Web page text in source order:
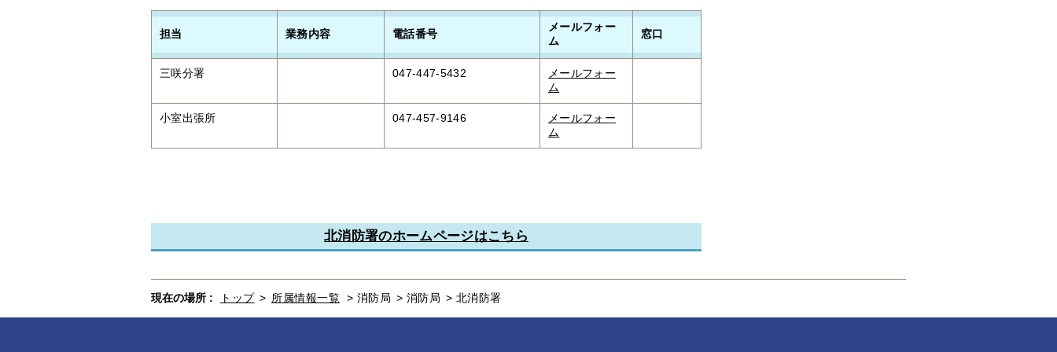
担当 業務内容 電話番号
メールフォー
ム
窓口
三咲分署 047-447-5432
メールフォー
ム
小室出張所 047-457-9146
メールフォー
ム
北消防署のホームページはこちら
現在の場所 : トップ > 所属情報一覧 > 消防局 > 消防局 > 北消防署